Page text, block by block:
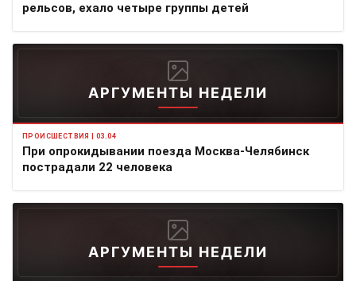
рельсов, ехало четыре группы детей
АРГУМЕНТЫ НЕДЕЛИ
ПРОИСШЕСТВИЯ | 03.04
При опрокидывании поезда Москва-Челябинск
пострадали 22 человека
АРГУМЕНТЫ НЕДЕЛИ